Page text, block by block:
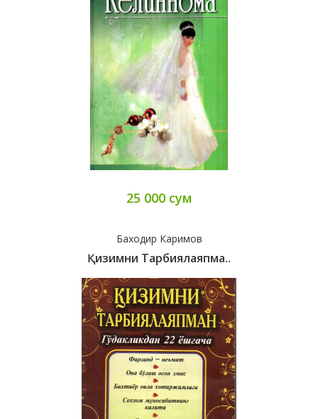
25 000 сум
Баходир Каримов
Қизимни Тарбиялаяпма..